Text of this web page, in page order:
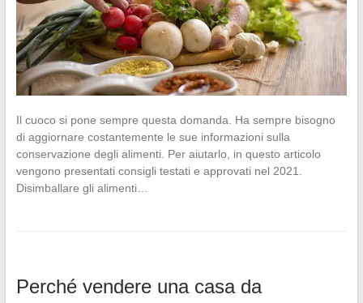
Il cuoco si pone sempre questa domanda. Ha sempre bisogno
di aggiornare costantemente le sue informazioni sulla
conservazione degli alimenti. Per aiutarlo, in questo articolo
vengono presentati consigli testati e approvati nel 2021.
Disimballare gli alimenti…
Perché vendere una casa da